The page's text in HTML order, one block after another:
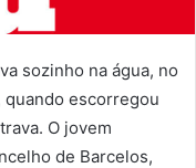
sozinho na água, no
quando escorregou
O jovem
de Barcelos,